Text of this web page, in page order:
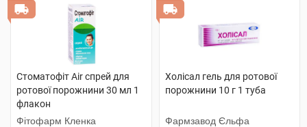
Стоматофіт Air спрей для
ротової порожнини 30 мл 1
флакон
Фітофарм Кленка
Холісал гель для ротової
порожнини 10 г 1 туба
Фармзавод Єльфа